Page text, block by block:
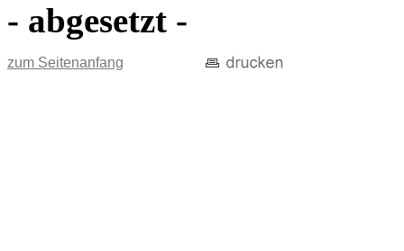
- abgesetzt -
zum Seitenanfang